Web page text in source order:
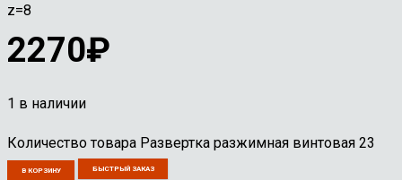
z=8
2270₽
1 в наличии
Количество товара Развертка разжимная винтовая 23
В КОРЗИНУ БЫСТРЫЙ ЗАКАЗ